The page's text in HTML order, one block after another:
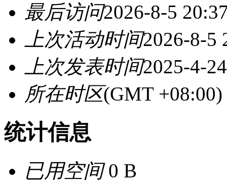
最后访问2026-8-5
上次活动时间2026-8-5
上次发表时间2025-4-
所在时区(GMT
统计信息
已用空间0 B